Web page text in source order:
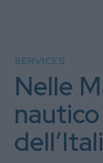
SERVICES
Nelle